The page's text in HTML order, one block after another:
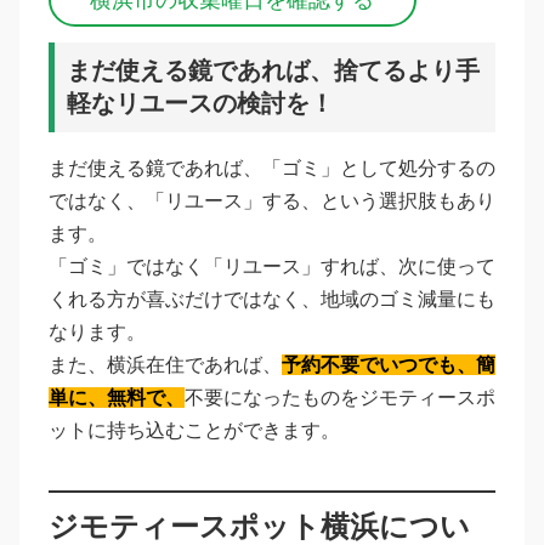
まだ使える鏡であれば、捨てるより手
軽なリユースの検討を！
まだ使える鏡であれば、「ゴミ」として処分するの
ではなく、「リユース」する、という選択肢もあり
ます。
「ゴミ」ではなく「リユース」すれば、次に使って
くれる方が喜ぶだけではなく、地域のゴミ減量にも
なります。
また、横浜在住であれば、 予約不要でいつでも、簡
単に、無料で、 不要になったものをジモティースポ
ットに持ち込むことができます。
ジモティースポット横浜につい